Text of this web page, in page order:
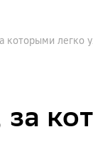
которыми легко
за